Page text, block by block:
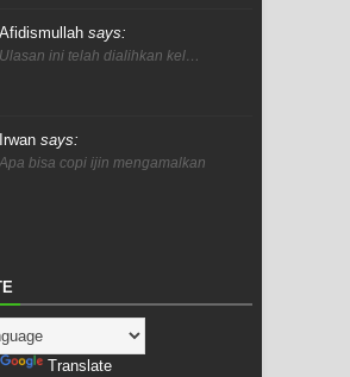
Afidismullah says:
Ulasan ini telah dialihkan kel…
Irwan says:
Apa bisa copi ijin mengamalkan
Translate